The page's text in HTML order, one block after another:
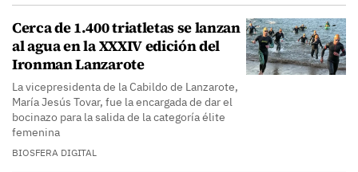
Cerca de 1.400 triatletas se lanzan
al agua en la XXXIV edición del
Ironman Lanzarote
La vicepresidenta de la Cabildo de Lanzarote,
María Jesús Tovar, fue la encargada de dar el
bocinazo para la salida de la categoría élite
femenina
BIOSFERA DIGITAL